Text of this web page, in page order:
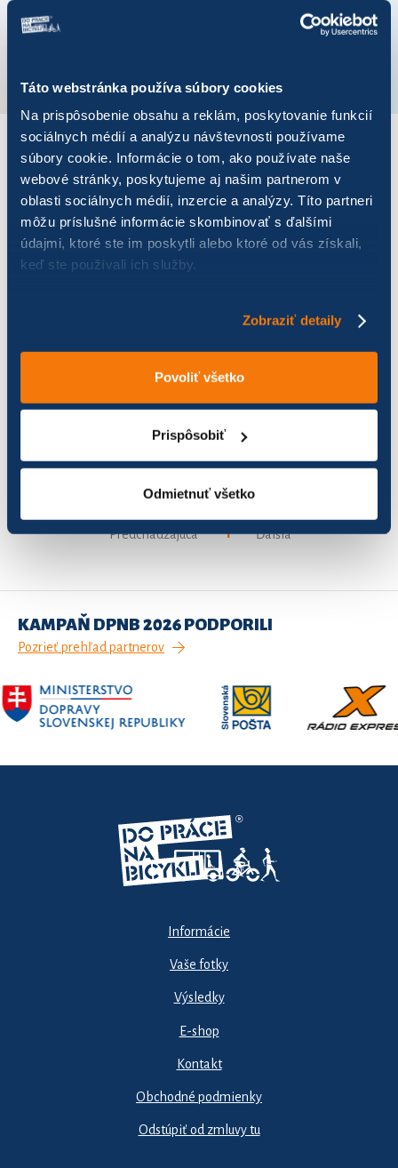
Táto webstránka používa súbory cookies
Na prispôsobenie obsahu a reklám, poskytovanie funkcií
sociálnych médií a analýzu návštevnosti používame
súbory cookie. Informácie o tom, ako používate naše
webové stránky, poskytujeme aj našim partnerom v
oblasti sociálnych médií, inzercie a analýzy. Títo partneri
môžu príslušné informácie skombinovať s ďalšími
údajmi, ktoré ste im poskytli alebo ktoré od vás získali,
keď ste používali ich služby.
Zobraziť detaily
Povoliť všetko
Prispôsobiť
Odmietnuť všetko
Telefónne číslo +421 905 298 308
VÝSLEDKY PRE ROK 2024
Zobraziť výsledkov
Najazdených km
Namazané kotúče 72 584,44
92
Záznamy 1 až 3 z celkom 3
Predchádzajúca 1 Ďalšia
KAMPAŇ DPNB 2026 PODPORILI
Pozrieť prehľad partnerov
Informácie
Vaše fotky
Výsledky
E-shop
Kontakt
Obchodné podmienky
Odstúpiť od zmluvy tu